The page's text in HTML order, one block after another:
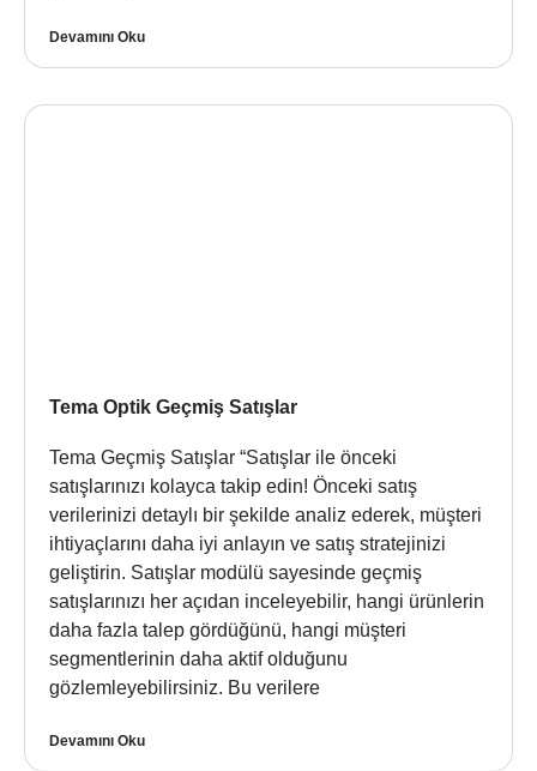
Devamını Oku
Tema Optik Geçmiş Satışlar
Tema Geçmiş Satışlar “Satışlar ile önceki
satışlarınızı kolayca takip edin! Önceki satış
verilerinizi detaylı bir şekilde analiz ederek, müşteri
ihtiyaçlarını daha iyi anlayın ve satış stratejinizi
geliştirin. Satışlar modülü sayesinde geçmiş
satışlarınızı her açıdan inceleyebilir, hangi ürünlerin
daha fazla talep gördüğünü, hangi müşteri
segmentlerinin daha aktif olduğunu
gözlemleyebilirsiniz. Bu verilere
Devamını Oku